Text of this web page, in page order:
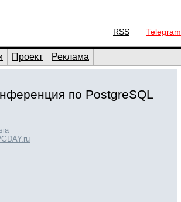
RSS Telegram
Проект Реклама
по PostgreSQL